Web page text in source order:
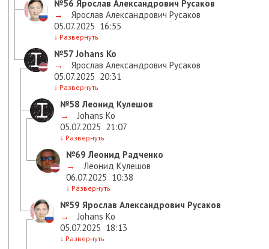
№56 Ярослав Александрович Русаков
→
Ярослав Александрович Русаков
05.07.2025 16:55
↓ Развернуть
№57Johans Ko
→
Ярослав Александрович Русаков
05.07.2025 20:31
↓ Развернуть
№58 Леонид Кулешов
→
Johans Ko
05.07.2025 21:07
↓ Развернуть
№69 Леонид Радченко
→
Леонид Кулешов
06.07.2025 10:38
↓ Развернуть
№59 Ярослав Александрович Русаков
→
Johans Ko
05.07.2025 18:13
↓ Развернуть